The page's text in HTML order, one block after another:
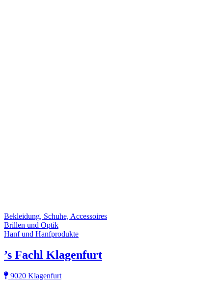
Bekleidung, Schuhe, Accessoires
Brillen und Optik
Hanf und Hanfprodukte
’s Fachl Klagenfurt
9020 Klagenfurt